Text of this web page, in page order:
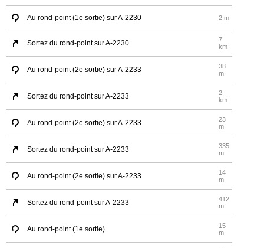
Au rond-point (1e sortie) sur A-2230 2 m
Sortez du rond-point sur A-2230
7
km
Au rond-point (2e sortie) sur A-2233
38
m
Sortez du rond-point sur A-2233
2
km
Au rond-point (2e sortie) sur A-2233
23
m
Sortez du rond-point sur A-2233
335
m
Au rond-point (2e sortie) sur A-2233
14
m
Sortez du rond-point sur A-2233
412
m
Au rond-point (1e sortie)
15
m